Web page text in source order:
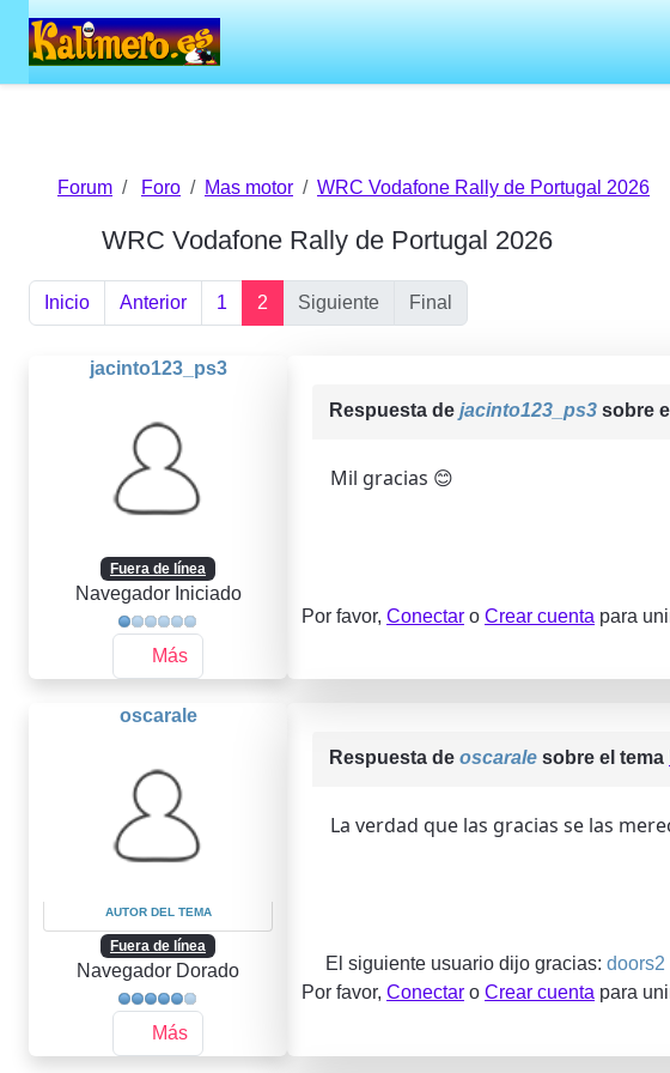
Forum Foro Mas motor WRC Vodafone Rally de Portugal 2026
WRC Vodafone Rally de Portugal 2026
Inicio Anterior 1 2 Siguiente Final
jacinto123_ps3
Fuera de línea
Navegador Iniciado
Más
Respuesta de jacinto123_ps3 sobre
Mil gracias 😊
Por favor, Conectar o Crear cuenta para
oscarale
AUTOR DEL TEMA
Fuera de línea
Navegador Dorado
Más
Respuesta de oscarale sobre el tema
La verdad que las gracias se las
El siguiente usuario dijo gracias: doors2
Por favor, Conectar o Crear cuenta para